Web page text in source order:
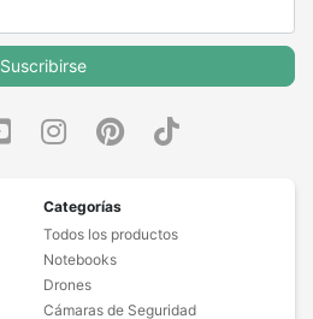
Suscribirse
Categorías
Todos los productos
Notebooks
Drones
Cámaras de Seguridad